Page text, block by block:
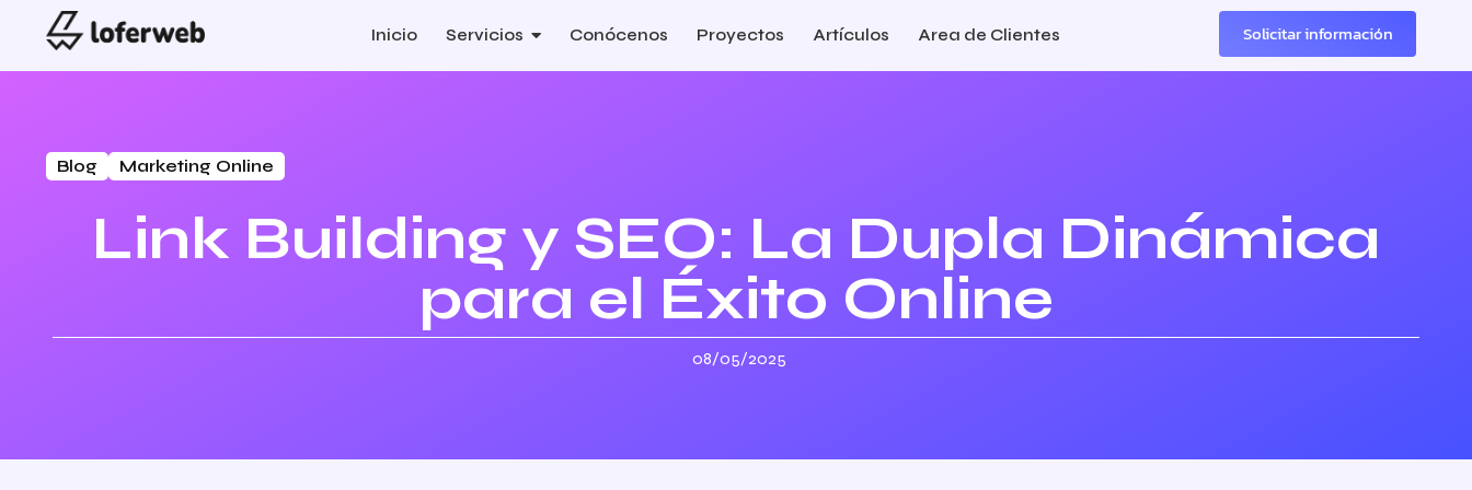
Inicio Servicios Conócenos Proyectos Artículos Area de Clientes Solicitar información
Blog Marketing Online
Link Building y SEO: La Dupla Dinámica
para el Éxito Online
08/05/2025